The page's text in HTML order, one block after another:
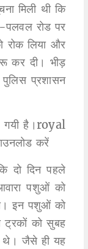
मिली थी कि
रोड पर
रोक लिया और
कर दी। भीड़
प्रशासन
गयी है।royal
करें
दो दिन पहले
पशुओं को
इन पशुओं को
ट्रकों को सुबह
थे। जैसे ही यह